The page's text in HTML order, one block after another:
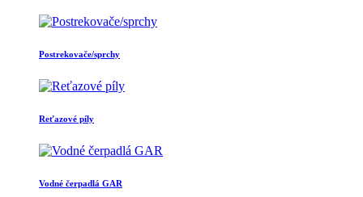
Postrekovače/sprchy
Reťazové píly
Vodné čerpadlá GAR